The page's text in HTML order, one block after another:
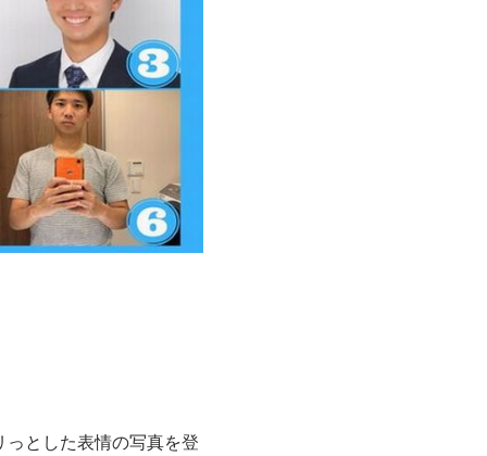
とした表情の写真を登